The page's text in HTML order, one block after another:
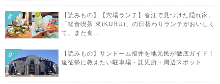
【読みもの】【穴場ランチ】春江で見つけた隠れ家。
「軽食喫茶 來(KURU)」の日替わりランチがおいしく
て、また食...
【読みもの】サンドーム福井を地元民が徹底ガイド！
遠征勢に教えたい駐車場・託児所・周辺スポット